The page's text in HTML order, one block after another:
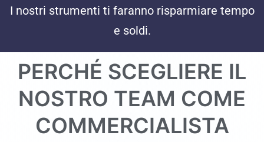
I nostri strumenti ti faranno risparmiare tempo
e soldi.
PERCHÉ SCEGLIERE IL
NOSTRO TEAM COME
COMMERCIALISTA